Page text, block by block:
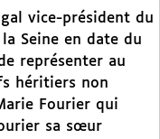
vice-président du
Seine en date du
représenter au
héritiers non
Fourier qui
sa sœur